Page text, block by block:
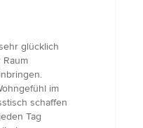
glücklich
im
schaffen
Tag